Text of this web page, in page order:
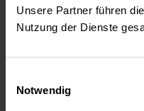
Unsere Partner führen
Nutzung der Dienste
Notwendig